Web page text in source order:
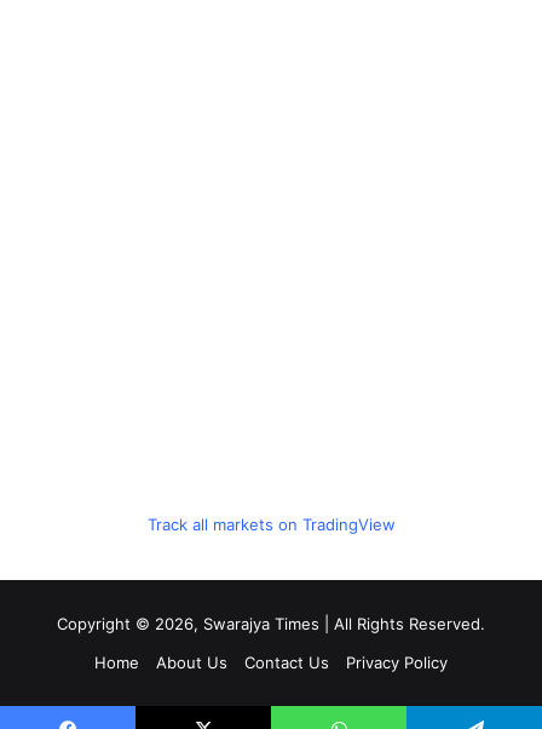
Track all markets on TradingView
Copyright © 2026, Swarajya Times | All Rights Reserved.
Home
About Us Contact Us Privacy Policy